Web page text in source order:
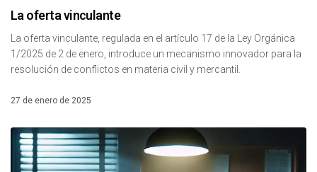
La oferta vinculante
La oferta vinculante, regulada en el artículo 17 de la Ley Orgánica
1/2025 de 2 de enero, introduce un mecanismo innovador para la
resolución de conflictos en materia civil y mercantil.
27 de enero de 2025